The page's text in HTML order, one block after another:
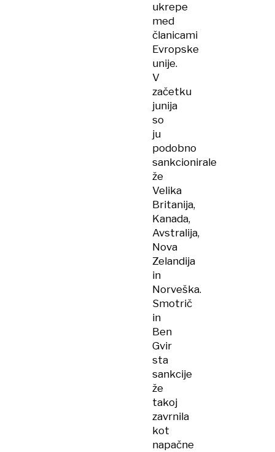
ukrepe
med
članicami
Evropske
unije.
V
začetku
junija
so
ju
podobno
sankcionirale
že
Velika
Britanija,
Kanada,
Avstralija,
Nova
Zelandija
in
Norveška.
Smotrič
in
Ben
Gvir
sta
sankcije
že
takoj
zavrnila
kot
napačne